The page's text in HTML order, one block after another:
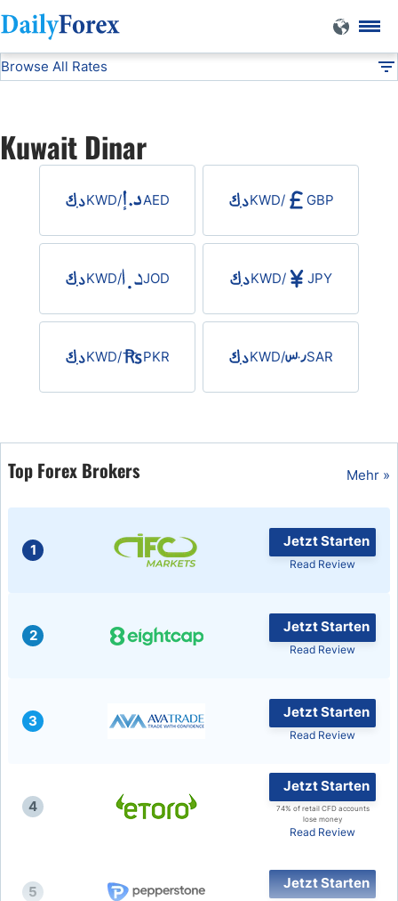
DF Currencies KWD
Browse All Rates
USD/JPY
USD/CHF
USD/CAD
Bitcoin/USD
All Currencies
Kuwait Dinar
KWD/ AED KWD/ GBP
KWD/ JOD KWD/ JPY
KWD/ PKR KWD/ SAR
Top Forex Brokers Mehr »
1
Jetzt Starten
Read Review
2
Jetzt Starten
Read Review
3
Jetzt Starten
Read Review
4
Jetzt Starten
74% of retail CFD accounts
lose money
Read Review
5
Jetzt Starten